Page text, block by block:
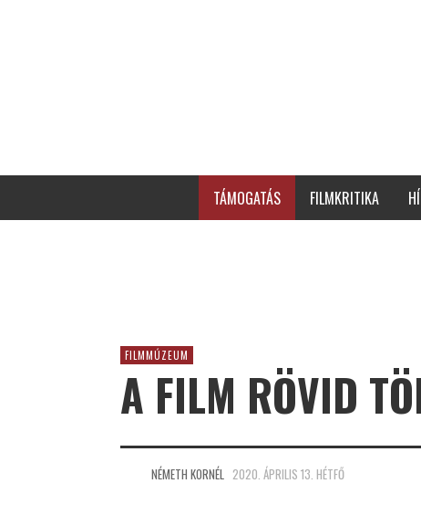
TÁMOGATÁS FILMKRITIKA
FILMMÚZEUM
A FILM RÖVID
NÉMETH KORNÉL 2020. ÁPRILIS 13. HÉTFŐ